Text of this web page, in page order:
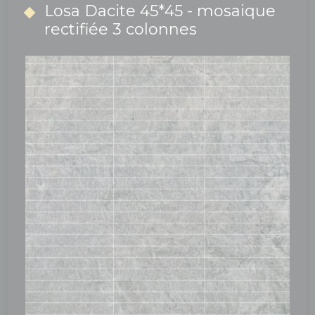
Losa Dacite 45*45 - mosaique
rectifiée 3 colonnes